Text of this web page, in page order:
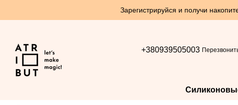
Зарегистрируйся и получи
+380939505003